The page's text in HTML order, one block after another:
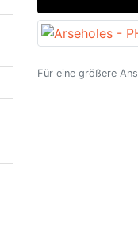
Für eine größere